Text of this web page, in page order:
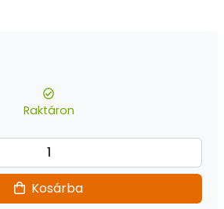
Raktáron
Kosárba